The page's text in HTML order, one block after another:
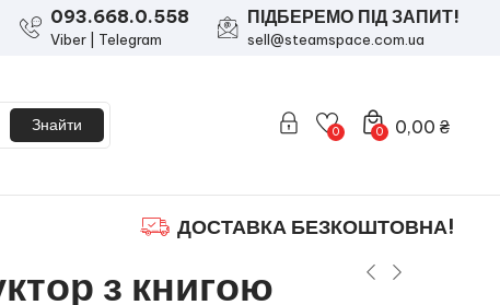
093.668.0.558
Viber | Telegram
ПІДБЕРЕМО ПІД ЗАПИТ!
sell@steamspace.com.ua
Знайти 0 0,00₴
0
ДОСТАВКА БЕЗКОШТОВНА!
з книгою